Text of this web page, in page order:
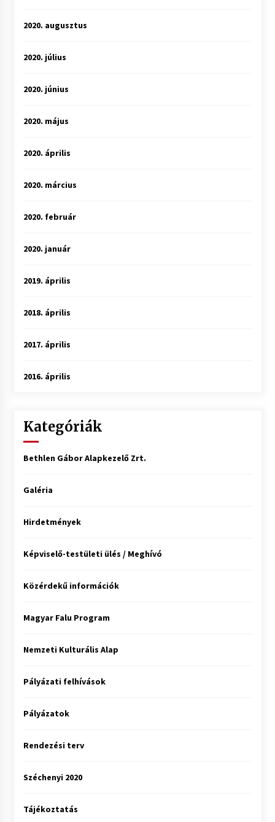
2020. augusztus
2020. július
2020. június
2020. május
2020. április
2020. március
2020. február
2020. január
2019. április
2018. április
2017. április
2016. április
Kategóriák
Bethlen Gábor Alapkezelő Zrt.
Galéria
Hirdetmények
Képviselő-testületi ülés / Meghívó
Közérdekű információk
Magyar Falu Program
Nemzeti Kulturális Alap
Pályázati felhívások
Pályázatok
Rendezési terv
Széchenyi 2020
Tájékoztatás